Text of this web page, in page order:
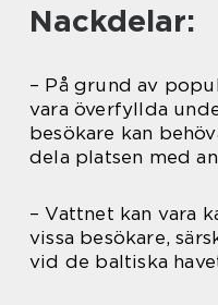
Nackdelar:
– På grund av
vara överfyllda
besökare kan
dela platsen med
– Vattnet kan vara
vissa besökare,
vid de baltiska